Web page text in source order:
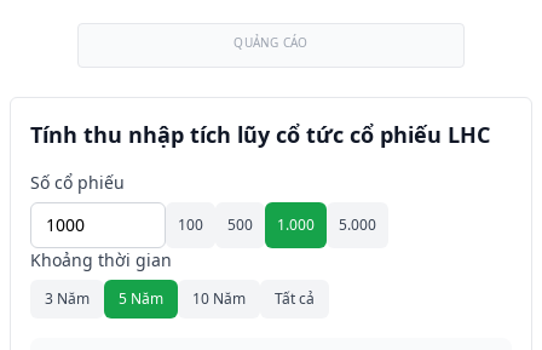
QUẢNG CÁO
Tính thu nhập tích lũy cổ tức cổ phiếu LHC
Số cổ phiếu
100 500 1.000 5.000
Khoảng thời gian
3 Năm 5 Năm 10 Năm Tất cả